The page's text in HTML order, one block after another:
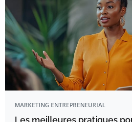
MARKETING ENTREPRENEURIAL
Les meilleures pratiques